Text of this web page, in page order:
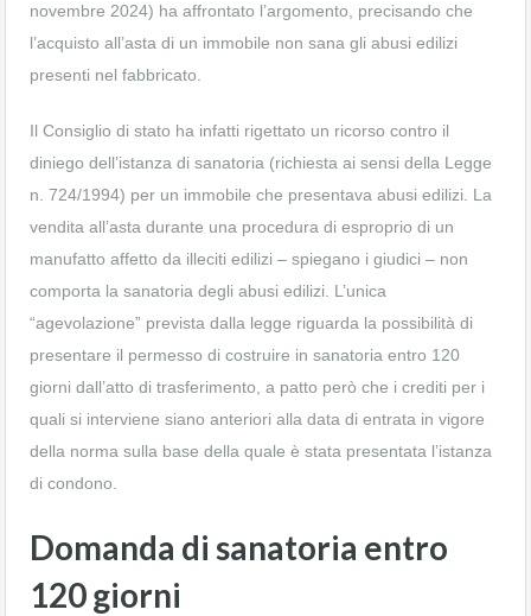
novembre 2024) ha affrontato l’argomento, precisando che
l’acquisto all’asta di un immobile non sana gli abusi edilizi
presenti nel fabbricato.
Il Consiglio di stato ha infatti rigettato un ricorso contro il
diniego dell’istanza di sanatoria (richiesta ai sensi della Legge
n. 724/1994) per un immobile che presentava abusi edilizi. La
vendita all’asta durante una procedura di esproprio di un
manufatto affetto da illeciti edilizi – spiegano i giudici – non
comporta la sanatoria degli abusi edilizi. L’unica
“agevolazione” prevista dalla legge riguarda la possibilità di
presentare il permesso di costruire in sanatoria entro 120
giorni dall’atto di trasferimento, a patto però che i crediti per i
quali si interviene siano anteriori alla data di entrata in vigore
della norma sulla base della quale è stata presentata l’istanza
di condono.
Domanda di sanatoria entro
120 giorni